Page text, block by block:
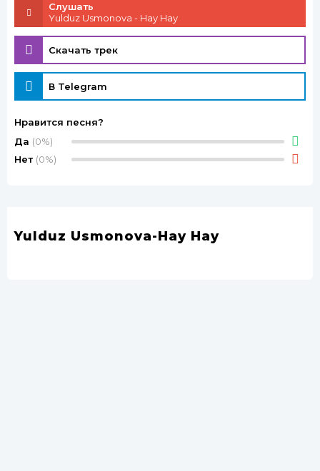
Слушать
Yulduz Usmonova - Hay Hay
Скачать трек
В Telegram
Нравится песня?
Да (0%)
Нет (0%)
Yulduz Usmonova-Hay Hay